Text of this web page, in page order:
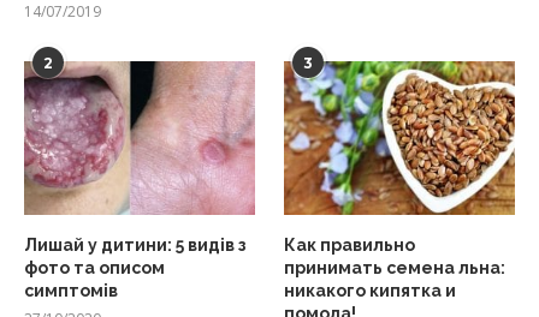
14/07/2019
2
Лишай у дитини: 5 видів з
фото та описом
симптомів
3
Как правильно
принимать семена льна:
никакого кипятка и